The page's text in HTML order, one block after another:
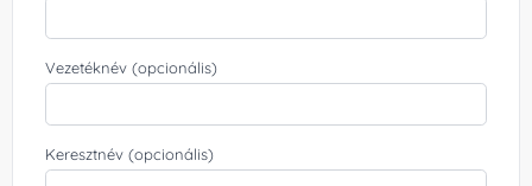
Vezetéknév (opcionális)
Keresztnév (opcionális)